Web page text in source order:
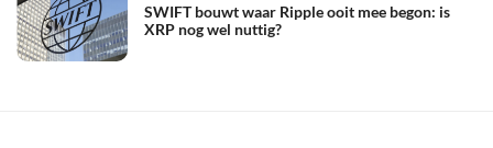
SWIFT bouwt waar Ripple ooit mee begon: is
XRP nog wel nuttig?